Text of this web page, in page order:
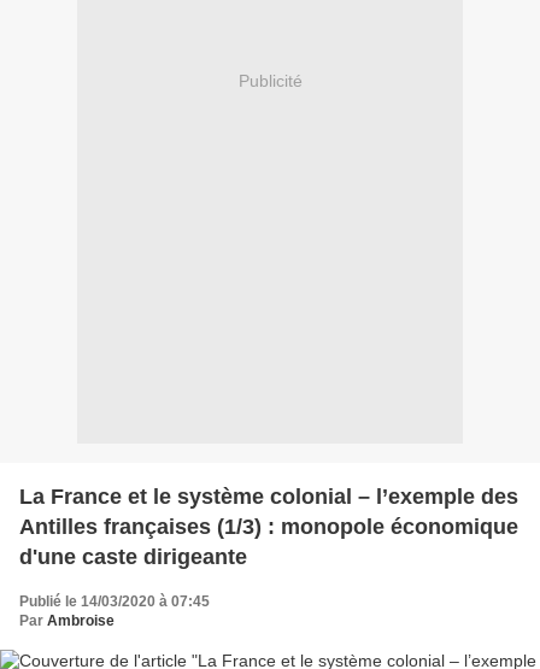
Publicité
La France et le système colonial – l’exemple des
Antilles françaises (1/3) : monopole économique
d'une caste dirigeante
Publié le 14/03/2020 à 07:45
Par Ambroise